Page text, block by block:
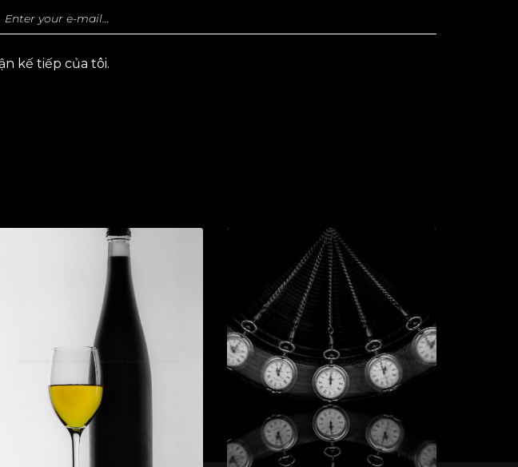
kế tiếp của tôi.